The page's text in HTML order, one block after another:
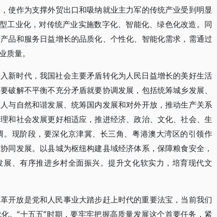
使作为支撑外贸出口和吸纳就业主力军的传统产业受到明显
工业化，对传统产业实施数字化、智能化、绿色化改造。同
品和服务日益增长的品质化、个性化、智能化需求，需通过
量。
新时代，我国社会主要矛盾转化为人民日益增长的美好生活
破解不平衡不充分矛盾就要协调发展，包括统筹城乡发展、
与自然和谐发展、统筹国内发展和对外开放，推动生产关系
和社会发展更好相适应，推进经济、政治、文化、社会、生
现阶段，要深化京津冀、长三角、粤港澳大湾区的引领作
同发展。以县城为枢纽构建县域经济体系，保障粮食安全，
、有序推进乡村全面振兴。提升文化软实力，培育现代文
开放是党和人民事业大踏步赶上时代的重要法宝，当前我们
。“十五五”时期，要牢牢把握高质量发展这个首要任务，紧